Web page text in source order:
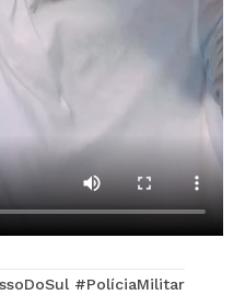
#PolíciaMilitar